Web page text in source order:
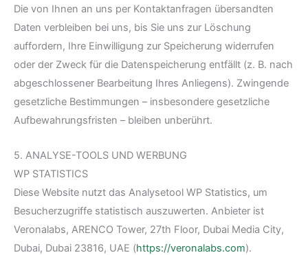
Die von Ihnen an uns per Kontaktanfragen übersandten
Daten verbleiben bei uns, bis Sie uns zur Löschung
auffordern, Ihre Einwilligung zur Speicherung widerrufen
oder der Zweck für die Datenspeicherung entfällt (z. B. nach
abgeschlossener Bearbeitung Ihres Anliegens). Zwingende
gesetzliche Bestimmungen – insbesondere gesetzliche
Aufbewahrungsfristen – bleiben unberührt.
5. ANALYSE-TOOLS UND WERBUNG
WP STATISTICS
Diese Website nutzt das Analysetool WP Statistics, um
Besucherzugriffe statistisch auszuwerten. Anbieter ist
Veronalabs, ARENCO Tower, 27th Floor, Dubai Media City,
Dubai, Dubai 23816, UAE (https://veronalabs.com).